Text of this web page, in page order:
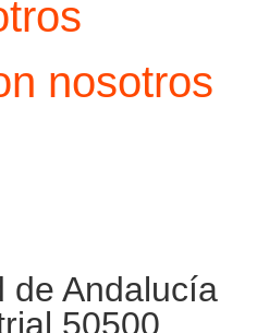
nosotros
de Andalucía
50500